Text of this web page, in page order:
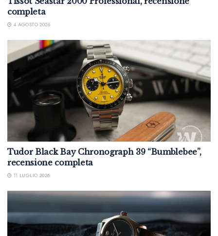
completa
4 AGOSTO 2026
Tudor Black Bay Chronograph 39 “Bumblebee”,
recensione completa
11 LUGLIO 2026